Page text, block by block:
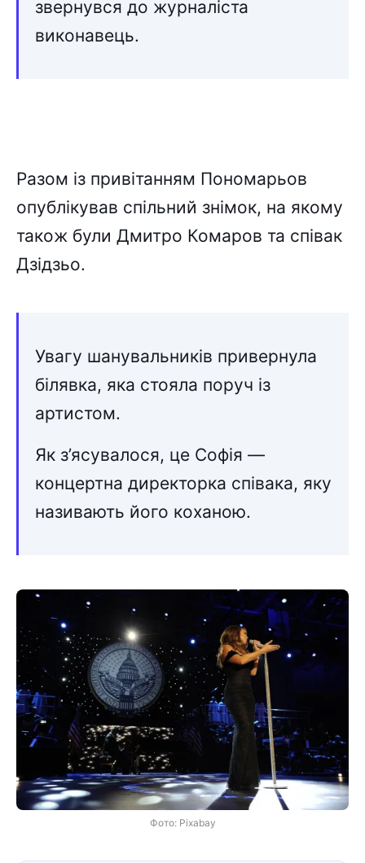
звернувся до журналіста
виконавець.
Разом із привітанням Пономарьов
опублікував спільний знімок, на якому
також були Дмитро Комаров та співак
Дзідзьо.
Увагу шанувальників привернула
білявка, яка стояла поруч із
артистом.
Як з’ясувалося, це Софія —
концертна директорка співака, яку
називають його коханою.
Фото: Pixabay